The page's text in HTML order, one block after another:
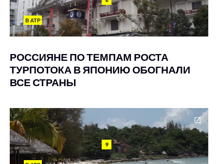
В АТР
РОССИЯНЕ ПО ТЕМПАМ РОСТА
ТУРПОТОКА В ЯПОНИЮ ОБОГНАЛИ
ВСЕ СТРАНЫ
9